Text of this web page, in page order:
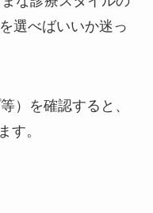
選べばいいか迷っ
）を確認すると、
す。